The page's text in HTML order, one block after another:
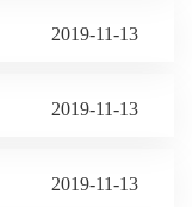
2019-11-13
2019-11-13
2019-11-13